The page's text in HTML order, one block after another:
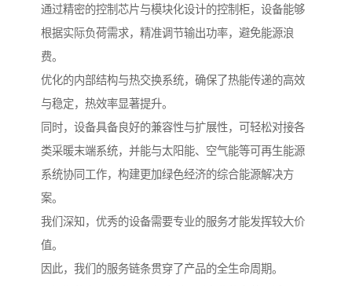
通过精密的控制芯片与模块化设计的控制柜，设备能够
根据实际负荷需求，精准调节输出功率，避免能源浪
费。
优化的内部结构与热交换系统，确保了热能传递的高效
与稳定，热效率显著提升。
同时，设备具备良好的兼容性与扩展性，可轻松对接各
类采暖末端系统，并能与太阳能、空气能等可再生能源
系统协同工作，构建更加绿色经济的综合能源解决方
案。
我们深知，优秀的设备需要专业的服务才能发挥较大价
值。
因此，我们的服务链条贯穿了产品的全生命周期。